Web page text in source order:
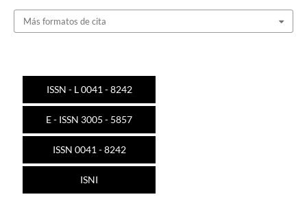
Más formatos de cita
ISSN - L 0041 - 8242
E - ISSN 3005 - 5857
ISSN 0041 - 8242
ISNI